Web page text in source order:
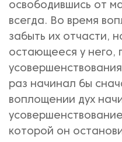
освободившись от
всегда. Во время
забыть их отчасти,
остающееся у него,
раз начинал бы
воплощении дух
которой он